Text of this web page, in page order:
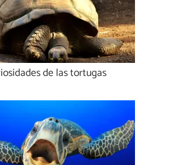
de las tortugas